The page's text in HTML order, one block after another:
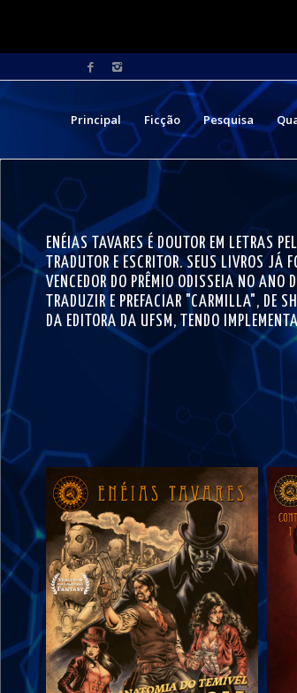
Principal Ficção Pesquisa
ENÉIAS TAVARES É DOUTOR EM LETRAS
TRADUTOR E ESCRITOR. SEUS LIVROS JÁ
VENCEDOR DO PRÊMIO ODISSEIA NO
TRADUZIR E PREFACIAR "CARMILLA", DE
DA EDITORA DA UFSM, TENDO